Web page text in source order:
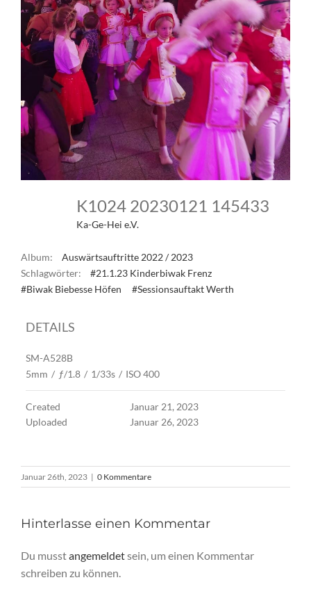
K1024 20230121 145433
Ka-Ge-Hei e.V.
Album:
Auswärtsauftritte 2022 / 2023
Schlagwörter:
#21.1.23 Kinderbiwak Frenz
#Biwak Biebesse Höfen
#Sessionsauftakt Werth
DETAILS
SM-A528B
5mm / ƒ/1.8 / 1/33s / ISO 400
Created
Januar 21, 2023
Uploaded
Januar 26, 2023
Januar 26th, 2023 | 0 Kommentare
Hinterlasse einen Kommentar
Du musstangemeldetsein, um einen Kommentar
schreiben zu können.